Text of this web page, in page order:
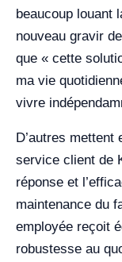
beaucoup louant
nouveau gravir
que « cette
ma vie
vivre
D’autres mettent
service client de
réponse et
maintenance du
employée reçoit
robustesse au